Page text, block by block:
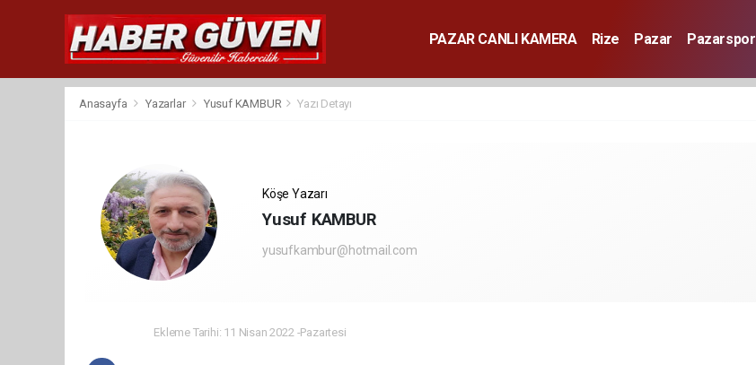
PAZAR CANLI KAMERA Rize Pazar Pazarspor
Anasayfa Yazarlar Yusuf KAMBUR Yazı Detayı
Köşe Yazarı
Yusuf KAMBUR
yusufkambur@hotmail.com
Ekleme Tarihi: 11 Nisan 2022 -Pazartesi